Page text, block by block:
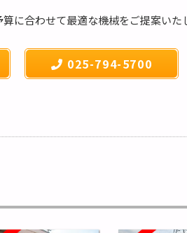
に合わせて最適な機械をご提案いた
025-794-5700